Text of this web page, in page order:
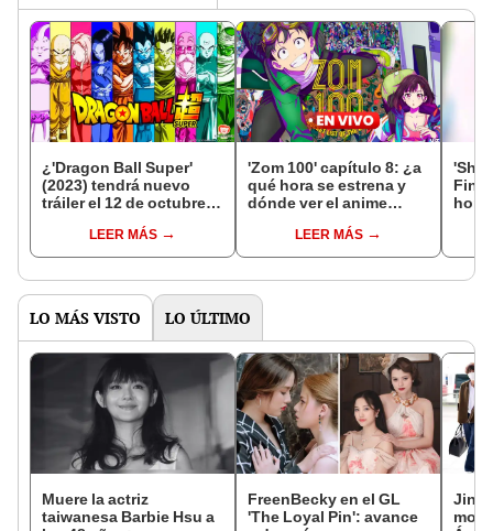
¿'Dragon Ball Super'
(2023) tendrá nuevo
tráiler el 12 de octubre?
LEER MÁS
'Zom 100' capítulo 8: ¿a
qué hora se estrena y
dónde ver el anime
LEER MÁS
hora
LO MÁS VISTO LO ÚLTIMO
Muere la actriz
taiwanesa Barbie Hsu a
FreenBecky en el GL
'The Loyal Pin': avance
Jin